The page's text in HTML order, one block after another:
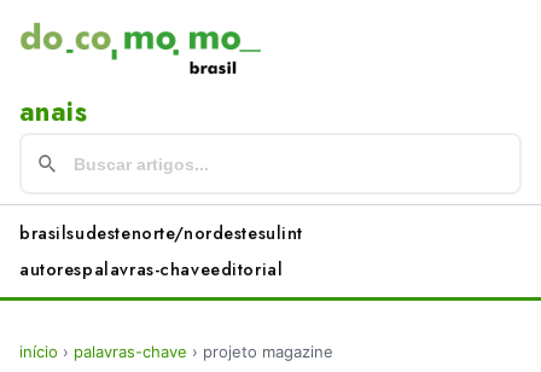
anais
brasilsudestenorte/nordestesulint
autorespalavras-chaveeditorial
início › palavras-chave › projeto magazine